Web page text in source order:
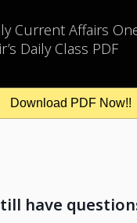
Current Affairs
Daily Class PDF
Download PDF Now!!
have